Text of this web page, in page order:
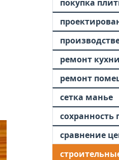
покупка
ремонт кухни
ремонт
сетка манье
сохранность
сравнение